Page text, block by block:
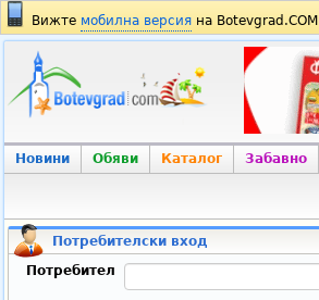
Вижте мобилна версия на Botevgrad.COM
Новини Обяви Каталог Забавно
Потребителски вход
Потребител